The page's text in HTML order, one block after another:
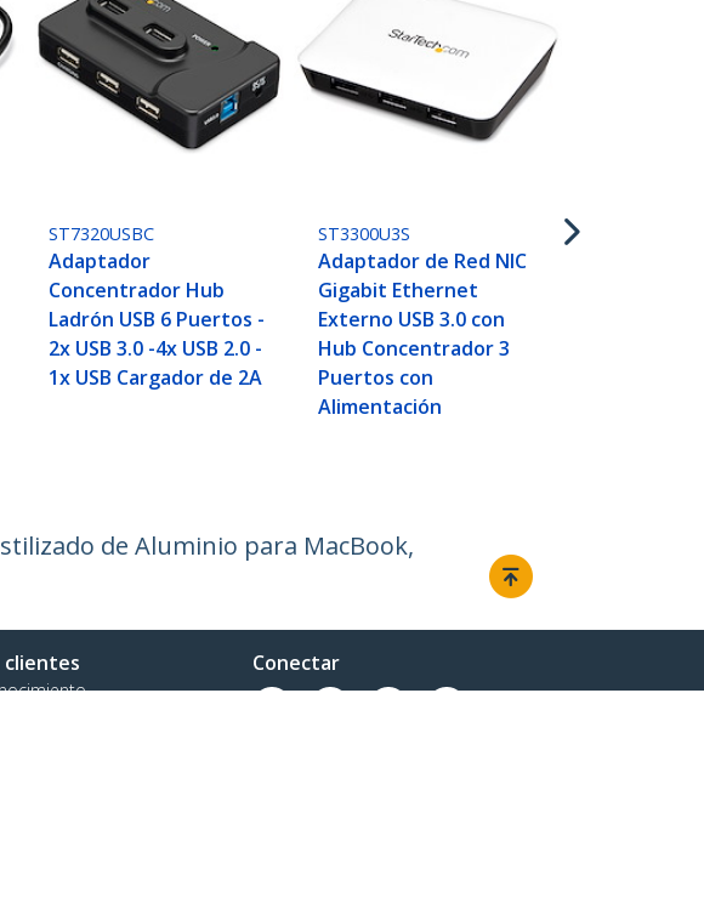
ST7320USBC
Adaptador
Concentrador Hub
Ladrón USB 6 Puertos -
2x USB 3.0 -4x USB 2.0 -
1x USB Cargador de 2A
ST3300U3S
Adaptador de Red NIC
Gigabit Ethernet
Externo USB 3.0 con
Hub Concentrador 3
Puertos con
Alimentación
de Aluminio para MacBook,
clientes Conectar